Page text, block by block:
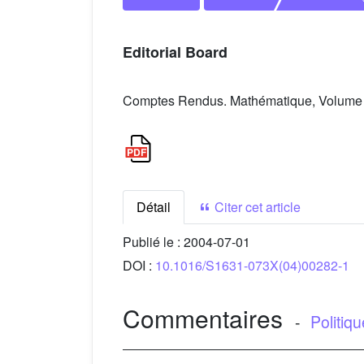
Editorial Board
Comptes Rendus. Mathématique,
Détail
Citer cet article
Publié le : 2004-07-01
DOI : 10.1016/S1631-073X(04)00282-1
Commentaires -